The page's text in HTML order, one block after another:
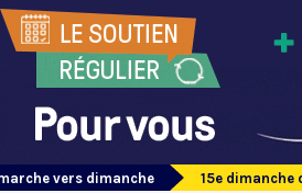
vers dimanche 15e dimanche